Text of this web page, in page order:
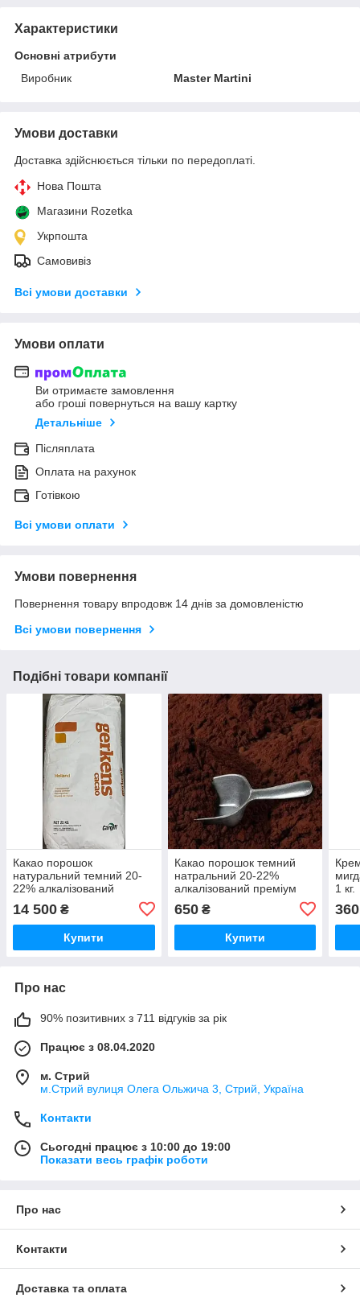
Характеристики
Основні атрибути
Виробник
Master Martini
Умови доставки
Доставка здійснюється тільки по передоплаті.
Нова Пошта
Магазини Rozetka
Укрпошта
Самовивіз
Всі умови доставки
Умови оплати
Ви отримаєте замовлення
або гроші повернуться на вашу картку
Детальніше
Післяплата
Оплата на рахунок
Готівкою
Всі умови оплати
Умови повернення
Повернення товару впродовж 14 днів за домовленістю
Всі умови повернення
Подібні товари компанії
Какао порошок
натуральний темний 20-
22% алкалізований
GSB150 25 кг.
14 500 ₴
Купити
Какао порошок темний
натральний 20-22%
алкалізований преміум
Cargill Gerkens GSB150 1
кг.
650₴
Купити
1 кг.
360
Про нас
90% позитивних з 711 відгуків за рік
Працює з 08.04.2020
м. Стрий
м.Стрий вулиця Олега Ольжича 3, Стрий, Україна
Контакти
Сьогодні працює з 10:00 до 19:00
Показати весь графік роботи
Про нас
Контакти
Доставка та оплата